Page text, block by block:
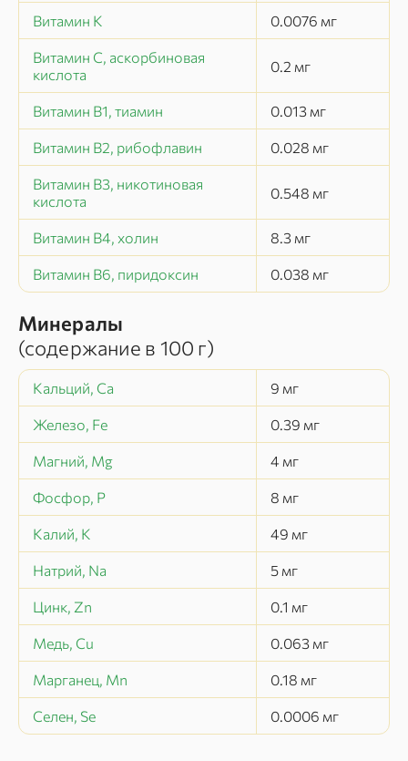
Витамин K 0.0076 мг
Витамин C, аскорбиновая
кислота
0.2 мг
Витамин B1, тиамин 0.013 мг
Витамин B2, рибофлавин 0.028 мг
Витамин B3, никотиновая
кислота
0.548 мг
Витамин B4, холин 8.3 мг
Витамин B6, пиридоксин 0.038 мг
Минералы
(содержание в 100 г)
Кальций, Ca 9 мг
Железо, Fe 0.39 мг
Магний, Mg 4 мг
Фосфор, P 8 мг
Калий, K 49 мг
Натрий, Na 5 мг
Цинк, Zn 0.1 мг
Медь, Cu 0.063 мг
Марганец, Mn 0.18 мг
Селен, Se 0.0006 мг